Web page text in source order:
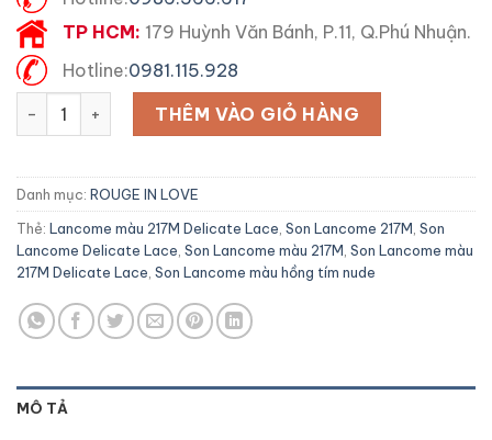
TP HCM: 179 Huỳnh Văn Bánh, P.11, Q.Phú Nhuận.
Hotline:0981.115.928
Son Lancome 217M Màu Delicate Lace Hồng Tím Nude số
THÊM VÀO GIỎ HÀNG
Danh mục: ROUGE IN LOVE
Thẻ: Lancome màu 217M Delicate Lace Son Lancome 217M Son
Lancome Delicate Lace Son Lancome màu 217M Son Lancome màu
217M Delicate Lace Son Lancome màu hồng tím nude
MÔ TẢ